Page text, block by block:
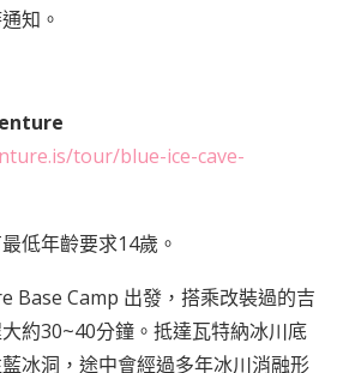
知。
tour/blue-ice-cave-
低年齡要求14歲。
Base Camp 出發，搭乘改裝過的吉
約30~40分鐘。抵達瓦特納冰川底
冰洞，途中會經過多年冰川消融形